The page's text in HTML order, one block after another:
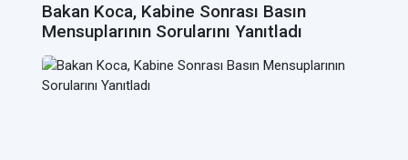
Bakan Koca, Kabine Sonrası Basın
Mensuplarının Sorularını Yanıtladı